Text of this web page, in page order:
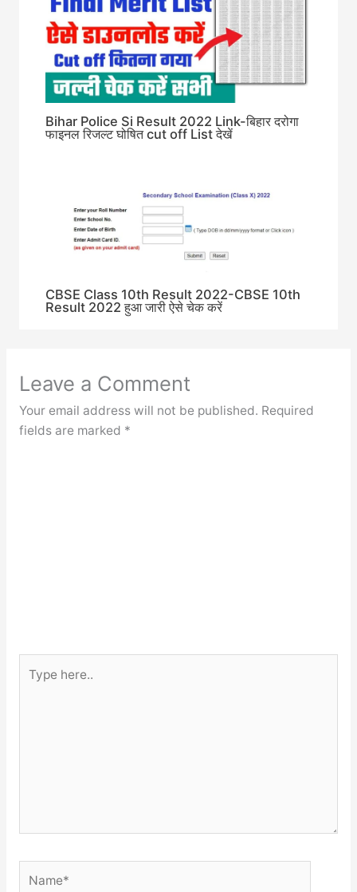
Bihar Police Si Result 2022 Link-बिहार दरोगा
फाइनल रिजल्ट घोषित cut off List देखें
CBSE Class 10th Result 2022-CBSE 10th
Result 2022 हुआ जारी ऐसे चेक करें
Leave a Comment
Your email address will not be published. Required
fields are marked *
here..